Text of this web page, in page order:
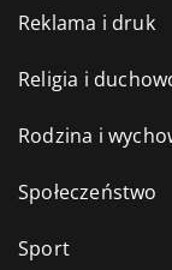
Reklama i druk
Religia i
Rodzina i
Społeczeństwo
Sport